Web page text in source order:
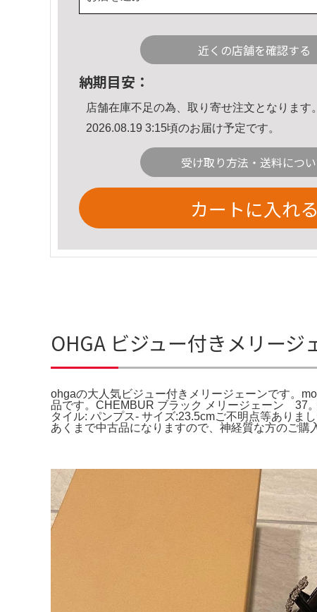
近くの店舗を確認する
納期目安：
店舗在庫不足の為、取り寄せ注文となります。
2026.08.19 3:15頃のお届け予定です。
受け取り方法・送料につ
カートに入れる
OHGA ビジュー付きメリー
ohgaの大人気ビジュー付きメリージェーンです。
品です。CHEMBUR ブラック メリージェーン 37
タイル: パンプス- サイズ:23.5cmご不明点等あり
あくまで中古品になりますので、神経質な方のご購